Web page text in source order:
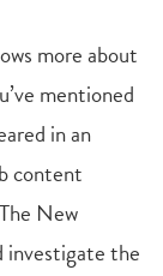
more about
mentioned
in an
content
New
investigate the